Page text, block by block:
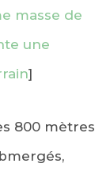
masse de
une
]
800 mètres